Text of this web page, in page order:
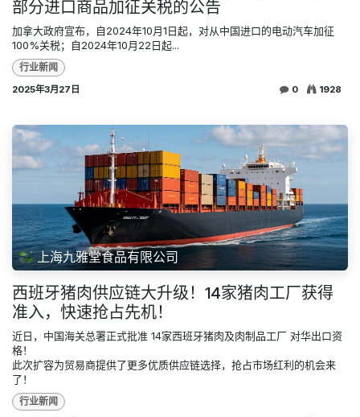
部分进口商品加征关税的公告
加拿大政府宣布，自2024年10月1日起，对从中国进口的电动汽车加征
100%关税；自2024年10月22日起...
行业新闻
2025年3月27日 0 1928
上海九雅堂食品有限公司
西班牙猪肉供应链大升级！14家猪肉工厂获得
准入，快速抢占先机！
近日，中国海关总署正式批准 14家西班牙猪肉及肉制品工厂 对华出口资
格！
此次扩容为贸易商提供了更多优质供应链选择，抢占市场红利的机会来
了！
行业新闻